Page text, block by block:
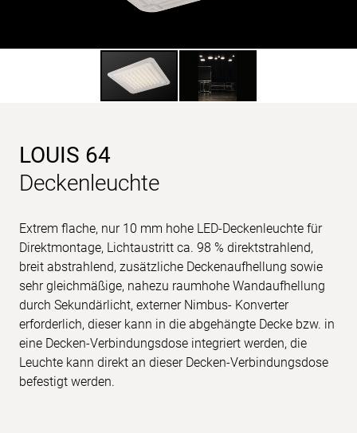
LOUIS 64
Deckenleuchte
Extrem flache, nur 10 mm hohe LED-Deckenleuchte für
Direktmontage, Lichtaustritt ca. 98 % direktstrahlend,
breit abstrahlend, zusätzliche Deckenaufhellung sowie
sehr gleichmäßige, nahezu raumhohe Wandaufhellung
durch Sekundärlicht, externer Nimbus- Konverter
erforderlich, dieser kann in die abgehängte Decke bzw. in
eine Decken-Verbindungsdose integriert werden, die
Leuchte kann direkt an dieser Decken-Verbindungsdose
befestigt werden.